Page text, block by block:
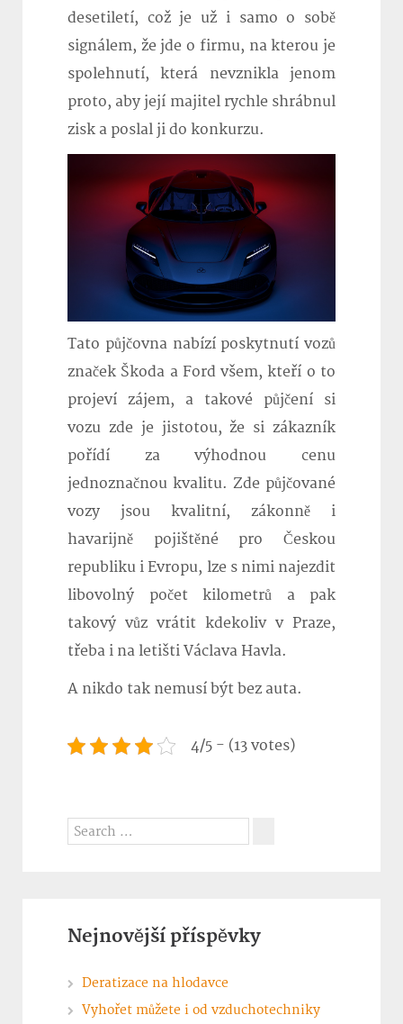
desetiletí, což je už i samo o sobě
signálem, že jde o firmu, na kterou je
spolehnutí, která nevznikla jenom
proto, aby její majitel rychle shrábnul
zisk a poslal ji do konkurzu.
Tato půjčovna nabízí poskytnutí vozů
značek Škoda a Ford všem, kteří o to
projeví zájem, a takové půjčení si
vozu zde je jistotou, že si zákazník
pořídí za výhodnou cenu
jednoznačnou kvalitu. Zde půjčované
vozy jsou kvalitní, zákonně i
havarijně pojištěné pro Českou
republiku i Evropu, lze s nimi najezdit
libovolný počet kilometrů a pak
takový vůz vrátit kdekoliv v Praze,
třeba i na letišti Václava Havla.
A nikdo tak nemusí být bez auta.
4/5 - (13 votes)
Search
for:
Nejnovější příspěvky
Deratizace na hlodavce
Vyhořet můžete i od vzduchotechniky